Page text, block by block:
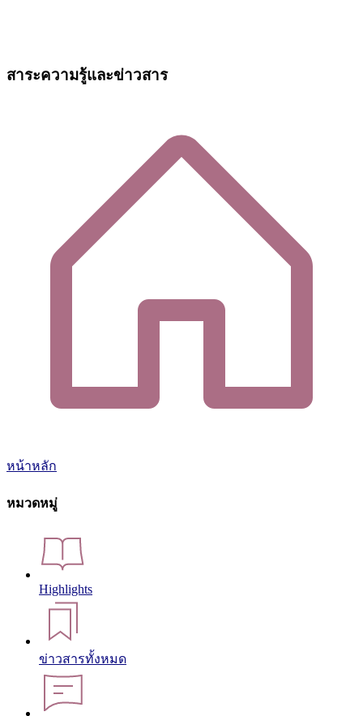
สาระความรู้และข่าวสาร
หน้าหลัก
หมวดหมู่
Highlights
ข่าวสารทั้งหมด